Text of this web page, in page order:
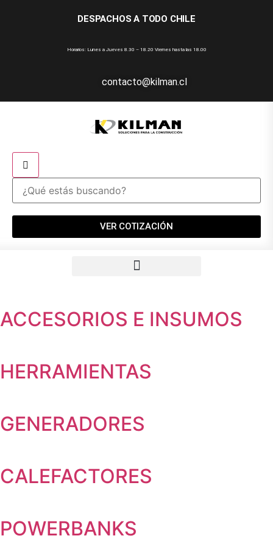
DESPACHOS A TODO CHILE
Horarios: Lunes a Jueves 8.30 – 18.20 Viernes hasta las 18.00
contacto@kilman.cl
VER COTIZACIÓN
ACCESORIOS E INSUMOS
HERRAMIENTAS
GENERADORES
CALEFACTORES
POWERBANKS